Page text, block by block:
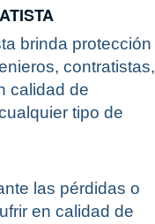
brinda protección
contratistas,
calidad de
tipo de
las pérdidas o
en calidad de